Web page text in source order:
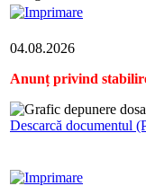
04.08.2026
Anunț privind
Descarcă documentul